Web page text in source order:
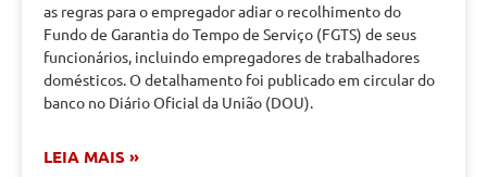
as regras para o empregador adiar o recolhimento do
Fundo de Garantia do Tempo de Serviço (FGTS) de seus
funcionários, incluindo empregadores de trabalhadores
domésticos. O detalhamento foi publicado em circular do
banco no Diário Oficial da União (DOU).
LEIA MAIS »